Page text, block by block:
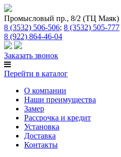
Промысловый пр., 8/2 (ТЦ Маяк)
8 (3532) 506-506; 8 (3532) 505-777
8 (922) 864-46-04
Заказать звонок
Перейти в каталог
О компании
Наши преимущества
Замер
Рассрочка и кредит
Установка
Доставка
Контакты